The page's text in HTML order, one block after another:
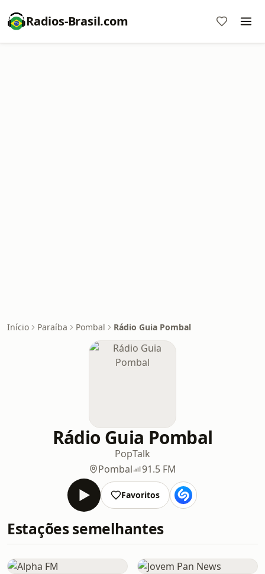
Radios-Brasil.com
Início Paraíba Pombal Rádio Guia Pombal
Rádio Guia Pombal
PopTalk
Pombal
91.5 FM
Favoritos
Estações semelhantes